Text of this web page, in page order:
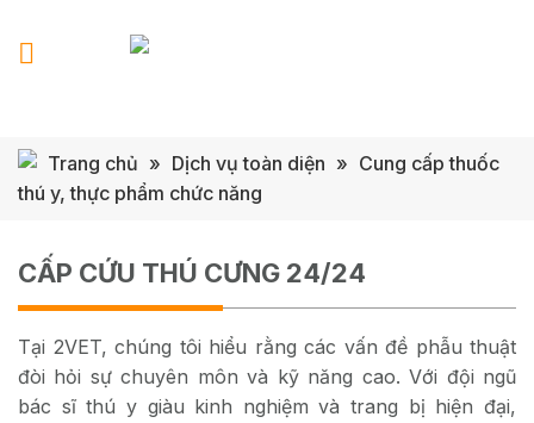
Trang chủ » Dịch vụ toàn diện » Cung cấp thuốc
thú y, thực phẩm chức năng
CẤP CỨU THÚ CƯNG 24/24
Tại 2VET, chúng tôi hiểu rằng các vấn đề phẫu thuật
đòi hỏi sự chuyên môn và kỹ năng cao. Với đội ngũ
bác sĩ thú y giàu kinh nghiệm và trang bị hiện đại,